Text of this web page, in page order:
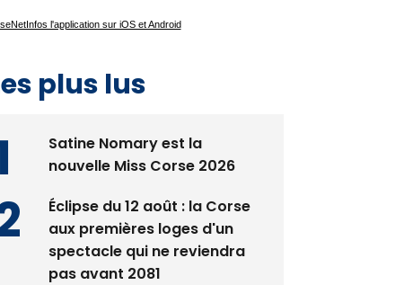
plus lus
Satine Nomary est la
nouvelle Miss Corse 2026
Éclipse du 12 août : la Corse
aux premières loges d'un
spectacle qui ne reviendra
pas avant 2081